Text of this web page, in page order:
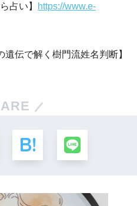
占い】
https://www.e-
遺伝で解く樹門流姓名判断】